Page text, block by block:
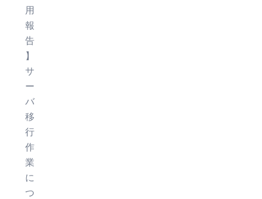
用
報
告
】
サ
ー
バ
移
行
作
業
に
つ